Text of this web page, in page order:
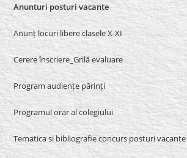
Anunturi posturi vacante
Anunț locuri libere clasele X-XI
Cerere înscriere_Grilă evaluare
Program audiențe părinți
Programul orar al colegiului
Tematica si bibliografie concurs posturi vacante